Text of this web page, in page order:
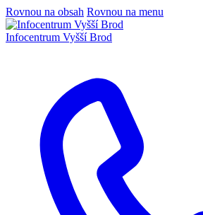
Rovnou na obsah Rovnou na menu
Infocentrum Vyšší Brod